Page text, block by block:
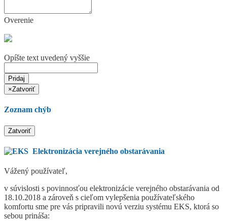
Overenie
Opíšte text uvedený vyššie
Pridaj
×Zatvoriť
Zoznam chýb
Zatvoriť
Elektronizácia verejného obstarávania
Vážený používateľ,
v súvislosti s povinnosťou elektronizácie verejného obstarávania od
18.10.2018 a zároveň s cieľom vylepšenia používateľského
komfortu sme pre vás pripravili novú verziu systému EKS, ktorá so
sebou prináša: